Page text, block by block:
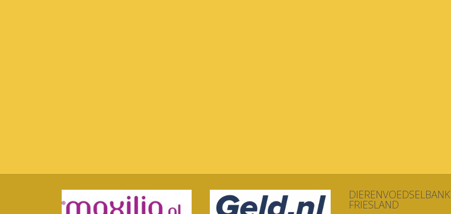
DIERENVOEDSELBANK
FRIESLAND